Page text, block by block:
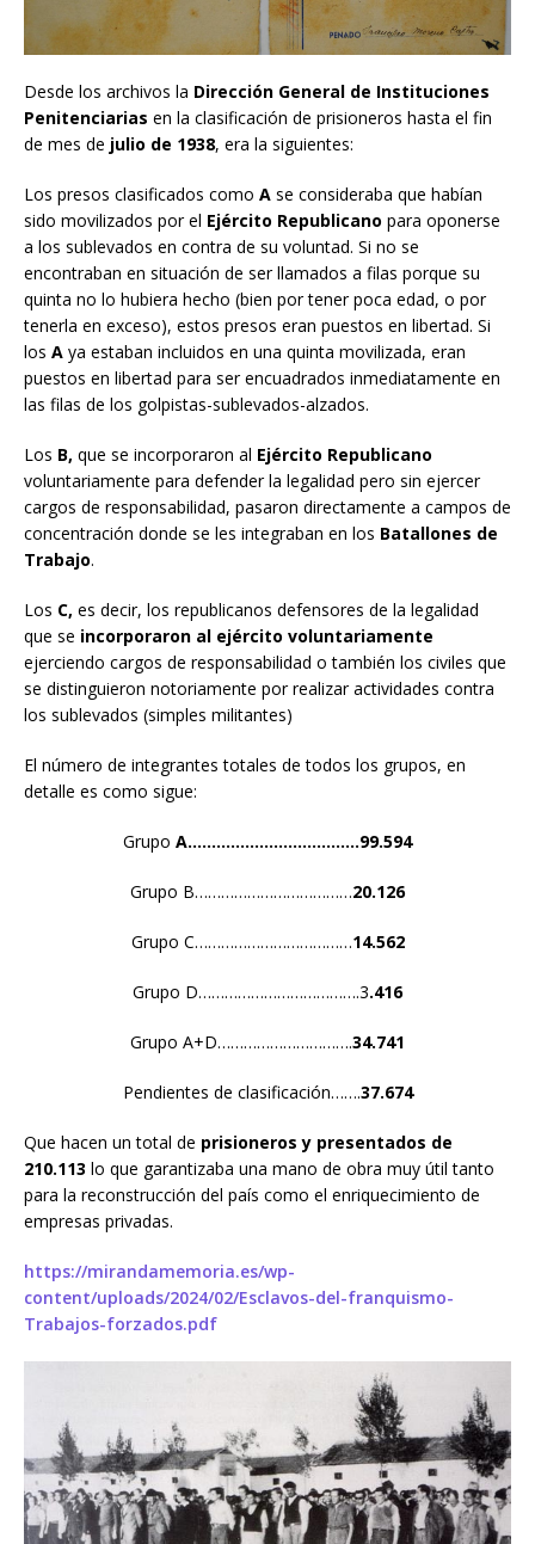
Desde los archivos la Dirección General de Instituciones
Penitenciarias en la clasificación de prisioneros hasta el fin
de mes de julio de 1938, era la siguientes:
Los presos clasificados como A se consideraba que habían
sido movilizados por el Ejército Republicano para oponerse
a los sublevados en contra de su voluntad. Si no se
encontraban en situación de ser llamados a filas porque su
quinta no lo hubiera hecho (bien por tener poca edad, o por
tenerla en exceso), estos presos eran puestos en libertad. Si
los A ya estaban incluidos en una quinta movilizada, eran
puestos en libertad para ser encuadrados inmediatamente en
las filas de los golpistas-sublevados-alzados.
Los B, que se incorporaron al Ejército Republicano
voluntariamente para defender la legalidad pero sin ejercer
cargos de responsabilidad, pasaron directamente a campos de
concentración donde se les integraban en los Batallones de
Trabajo.
Los C, es decir, los republicanos defensores de la legalidad
que se incorporaron al ejército voluntariamente
ejerciendo cargos de responsabilidad o también los civiles que
se distinguieron notoriamente por realizar actividades contra
los sublevados (simples militantes)
El número de integrantes totales de todos los grupos, en
detalle es como sigue:
Grupo A………………………………99.594
Grupo B………………………………20.126
Grupo C………………………………14.562
Grupo D……………………………….3.416
Grupo A+D………………………….34.741
Pendientes de clasificación…….37.674
Que hacen un total de prisioneros y presentados de
210.113 lo que garantizaba una mano de obra muy útil tanto
para la reconstrucción del país como el enriquecimiento de
empresas privadas.
https://mirandamemoria.es/wp-
content/uploads/2024/02/Esclavos-del-franquismo-
Trabajos-forzados.pdf